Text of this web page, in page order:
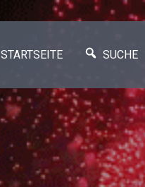
STARTSEITE SUCHE